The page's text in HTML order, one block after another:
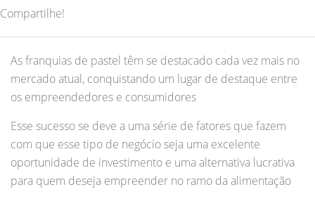
Compartilhe!
As franquias de pastel têm se destacado cada vez mais no
mercado atual, conquistando um lugar de destaque entre
os empreendedores e consumidores
Esse sucesso se deve a uma série de fatores que fazem
com que esse tipo de negócio seja uma excelente
oportunidade de investimento e uma alternativa lucrativa
para quem deseja empreender no ramo da alimentação